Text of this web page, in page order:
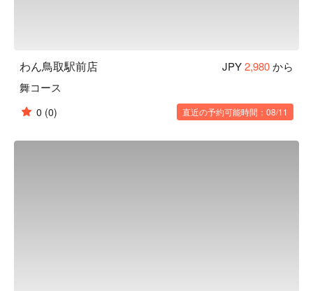
わん鳥取駅前店 JPY2,980から
舞コース
0 (0) 直近の予約可能時間：08/11